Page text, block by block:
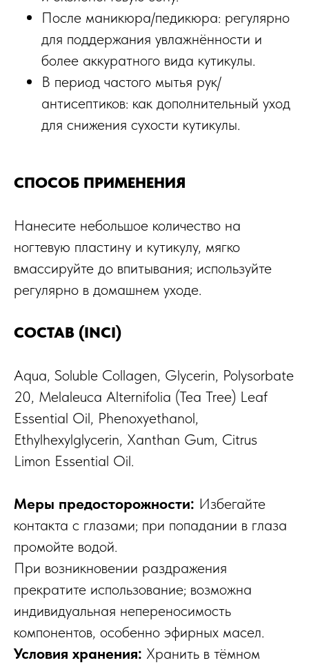
После маникюра/педикюра: регулярно
для поддержания увлажнённости и
более аккуратного вида кутикулы.
В период частого мытья рук/
антисептиков: как дополнительный уход
для снижения сухости кутикулы.
СПОСОБ ПРИМЕНЕНИЯ
Нанесите небольшое количество на
ногтевую пластину и кутикулу, мягко
вмассируйте до впитывания; используйте
регулярно в домашнем уходе.
СОСТАВ (INCI)
Aqua, Soluble Collagen, Glycerin, Polysorbate
20, Melaleuca Alternifolia (Tea Tree) Leaf
Essential Oil, Phenoxyethanol,
Ethylhexylglycerin, Xanthan Gum, Citrus
Limon Essential Oil.
Меры предосторожности: Избегайте
контакта с глазами; при попадании в глаза
промойте водой.
При возникновении раздражения
прекратите использование; возможна
индивидуальная непереносимость
компонентов, особенно эфирных масел.
Условия хранения: Хранить в тёмном